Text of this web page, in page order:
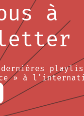
à
dernières
» à